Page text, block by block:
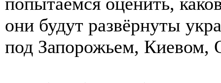
они будут развёрнуты
под Запорожьем, Киевом,